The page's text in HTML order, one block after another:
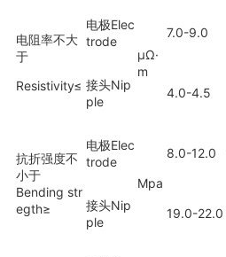
电阻率不大
于
Resistivity≤
电极Elec
trode
μΩ·
m
7.0-9.0
接头Nip
ple
4.0-4.5
抗折强度不
小于
Bending str
egth≥
电极Elec
trode
Mpa
8.0-12.0
接头Nip
ple
19.0-22.0